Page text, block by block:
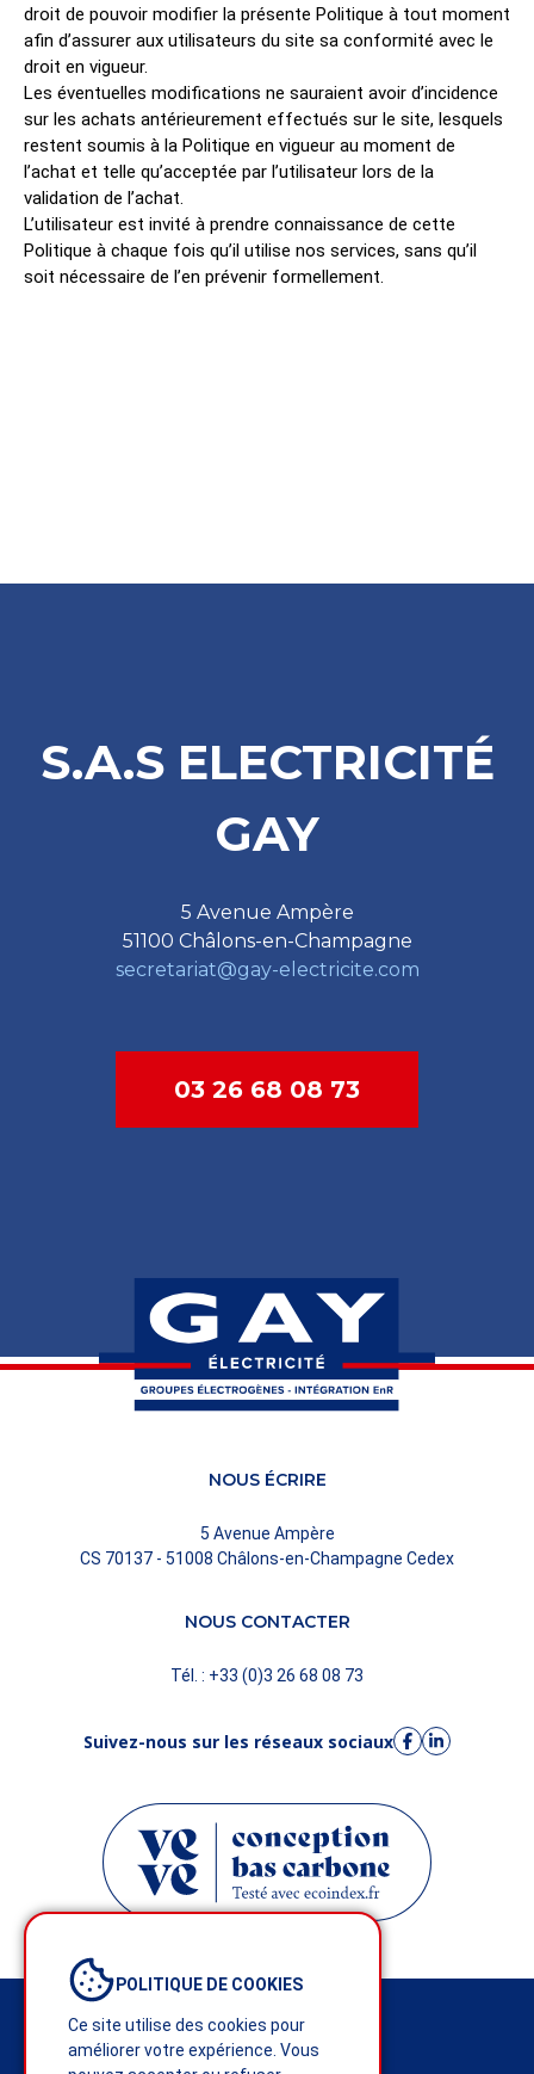
droit de pouvoir modifier la présente Politique à tout moment
afin d’assurer aux utilisateurs du site sa conformité avec le
droit en vigueur.
Les éventuelles modifications ne sauraient avoir d’incidence
sur les achats antérieurement effectués sur le site, lesquels
restent soumis à la Politique en vigueur au moment de
l’achat et telle qu’acceptée par l’utilisateur lors de la
validation de l’achat.
L’utilisateur est invité à prendre connaissance de cette
Politique à chaque fois qu’il utilise nos services, sans qu’il
soit nécessaire de l’en prévenir formellement.
S.A.S ELECTRICITÉ
GAY
5 Avenue Ampère
51100 Châlons-en-Champagne
secretariat@gay-electricite.com
03 26 68 08 73
POLITIQUE DE COOKIES
Ce site utilise des cookies pour
améliorer votre expérience. Vous
NOUS ÉCRIRE
5 Avenue Ampère
CS 70137 - 51008 Châlons-en-Champagne Cedex
NOUS CONTACTER
Tél. : +33 (0)3 26 68 08 73
Suivez-nous sur les réseaux sociaux
Mentions légales
Politique de confidentialité